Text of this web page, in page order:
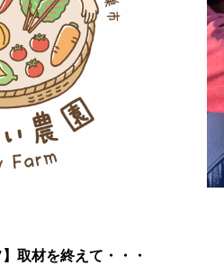
取材を終えて・・・